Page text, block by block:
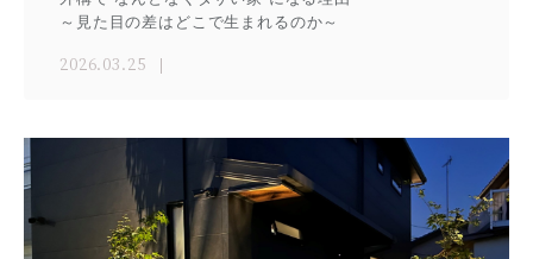
～見た目の差はどこで生まれるのか～
2026.03.25